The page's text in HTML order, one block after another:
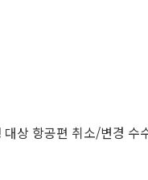
상 항공편 취소/변경